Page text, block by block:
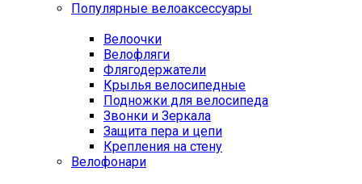
Популярные велоаксессуары
Велоочки
Велофляги
Флягодержатели
Крылья велосипедные
Подножки для велосипеда
Звонки и Зеркала
Защита пера и цепи
Крепления на стену
Велофонари